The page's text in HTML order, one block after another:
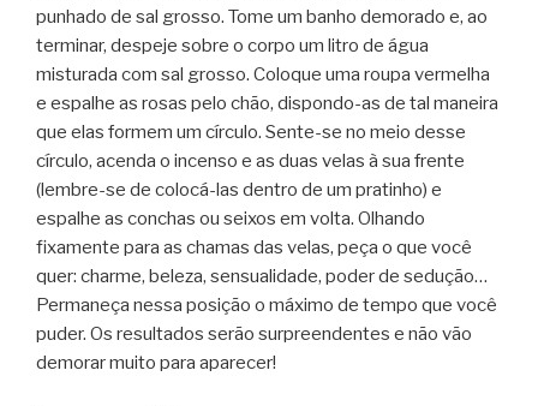
punhado de sal grosso. Tome um banho demorado e, ao
terminar, despeje sobre o corpo um litro de água
misturada com sal grosso. Coloque uma roupa vermelha
e espalhe as rosas pelo chão, dispondo-as de tal maneira
que elas formem um círculo. Sente-se no meio desse
círculo, acenda o incenso e as duas velas à sua frente
(lembre-se de colocá-las dentro de um pratinho) e
espalhe as conchas ou seixos em volta. Olhando
fixamente para as chamas das velas, peça o que você
quer: charme, beleza, sensualidade, poder de sedução…
Permaneça nessa posição o máximo de tempo que você
puder. Os resultados serão surpreendentes e não vão
demorar muito para aparecer!